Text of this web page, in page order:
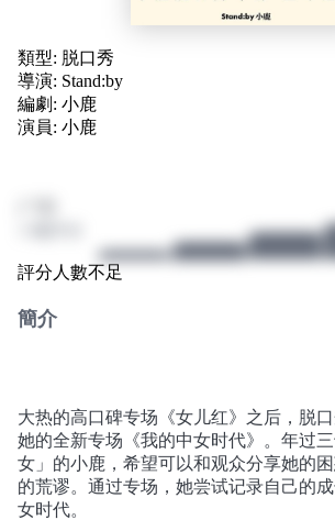
類型: 脱口秀
導演: Stand:by
編劇: 小鹿
演員: 小鹿
評分人數不足
簡介
大热的高口碑专场《女儿红》之后，脱
她的全新专场《我的中女时代》。年过
女」的小鹿，希望可以和观众分享她的
的荒谬。通过专场，她尝试记录自己的
女时代。